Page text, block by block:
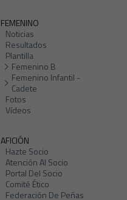
FEMENINO
Noticias
Resultados
Plantilla
Femenino B
Femenino Infantil -
Cadete
Fotos
Vídeos
AFICIÓN
Hazte Socio
Atención Al Socio
Portal Del Socio
Comité Ético
Federación De Peñas